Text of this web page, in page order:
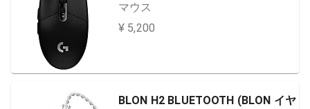
マウス
¥ 5,200
BLON H2 BLUETOOTH (BLON イヤ